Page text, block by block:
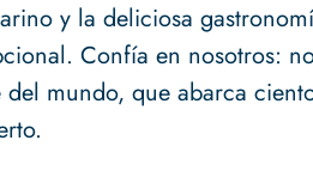
y la deliciosa
Confía en nosotros:
mundo, que abarca